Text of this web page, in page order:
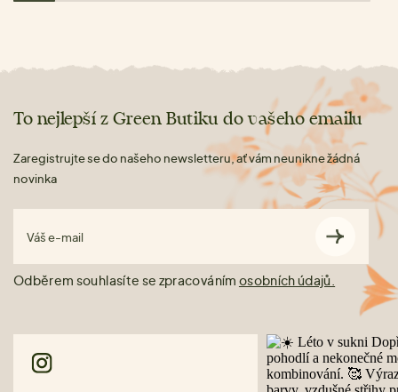
To nejlepší z Green Butiku do vašeho emailu
Zaregistrujte se do našeho newsletteru, ať vám neunikne žádná
novinka
Váš e-mail
Odběrem souhlasíte se zpracováním osobních údajů.